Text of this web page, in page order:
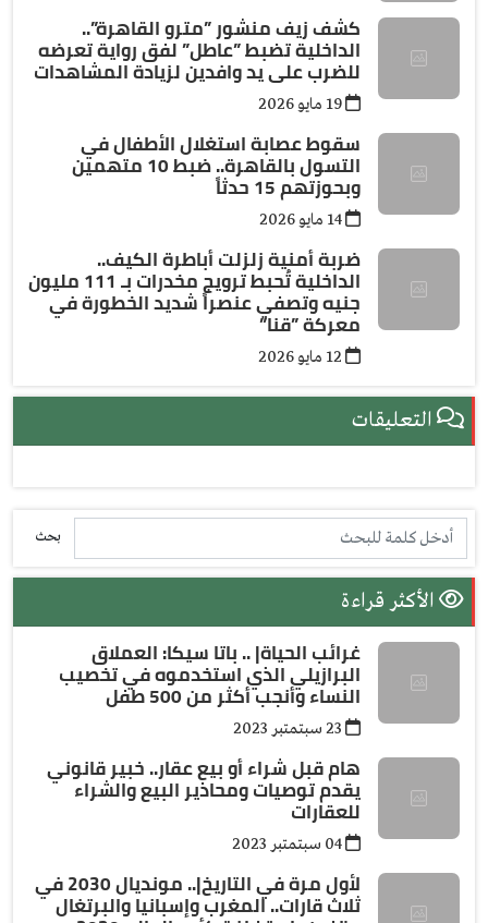
كشف زيف منشور ”مترو القاهرة”..
الداخلية تضبط ”عاطل” لفق رواية تعرضه
للضرب على يد وافدين لزيادة المشاهدات
سقوط عصابة استغلال الأطفال في
التسول بالقاهرة.. ضبط 10 متهمين
وبحوزتهم 15 حدثاً
ضربة أمنية زلزلت أباطرة الكيف..
الداخلية تُحبط ترويج مخدرات بـ 111 مليون
جنيه وتصفي عنصراً شديد الخطورة في
معركة ”قنا”
التعليقات
بحث
الأكثر قراءة
غرائب الحياة| .. باتا سيكا: العملاق
البرازيلي الذي استخدموه في تخصيب
النساء وأنجب أكثر من 500 طفل
هام قبل شراء أو بيع عقار.. خبير قانوني
يقدم توصيات ومحاذير البيع والشراء
للعقارات
لأول مرة في التاريخ|.. مونديال 2030 في
ثلاث قارات.. المغرب وإسبانيا والبرتغال